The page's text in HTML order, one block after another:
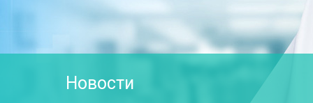
Новости